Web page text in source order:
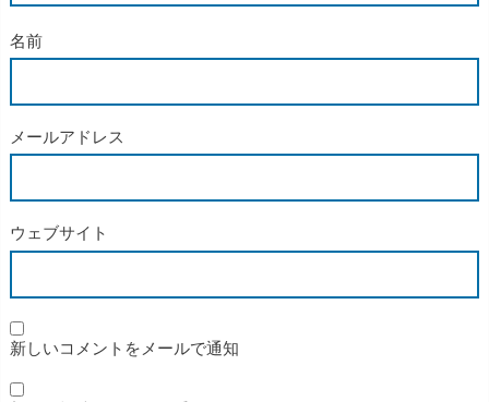
名前
メールアドレス
ウェブサイト
新しいコメントをメールで通知